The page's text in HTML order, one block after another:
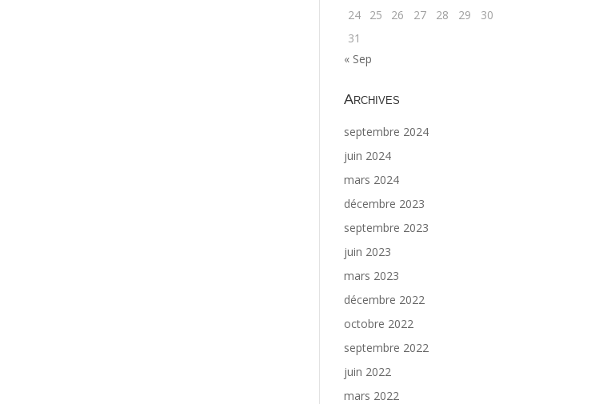
24
25 26 27 28 29
30
31
« Sep
Archives
septembre 2024
juin 2024
mars 2024
décembre 2023
septembre 2023
juin 2023
mars 2023
décembre 2022
octobre 2022
septembre 2022
juin 2022
mars 2022